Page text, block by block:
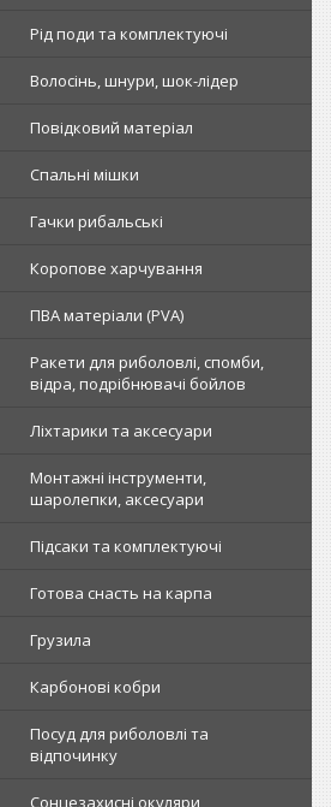
Рід поди та комплектуючі
Волосінь, шнури, шок-лідер
Повідковий матеріал
Спальні мішки
Гачки рибальські
Коропове харчування
ПВА матеріали (PVA)
Ракети для риболовлі, спомби,
відра, подрібнювачі бойлов
Ліхтарики та аксесуари
Монтажні інструменти,
шаролепки, аксесуари
Підсаки та комплектуючі
Готова снасть на карпа
Грузила
Карбонові кобри
Посуд для риболовлі та
відпочинку
Сонцезахисні окуляри